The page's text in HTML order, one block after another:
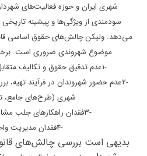
شهری ایران و حوزهفعالیت‌های
سودمندی از ویژگی‌ها و پیشینه تاریخی
می‌دهد. ولیکن چالش‌های حقوق اساسی
موضوع شهروندی ضروری است. برخی
1-عدم تدقیق حقوق و تکالیف
2-عدم حضور شهروندان در فرآیند تهیه،
شهری (طرح‌های جامع،
3-فقدان راهکارهای جلب
4-فقدان مدیریت
بدیهی است بررسی چالش‌های